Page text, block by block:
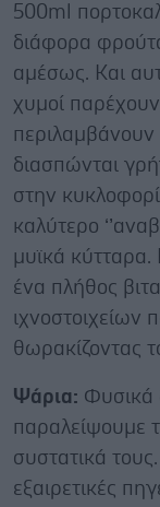
500ml
διάφορα
αμέσως. Και
χυμοί
περιλαμβάνουν
διασπώνται
στην
καλύτερο
μυϊκά κύτταρα.
ένα πλήθος
ιχνοστοιχείων
θωρακίζοντας
Ψάρια: Φυσικά
παραλείψουμε
συστατικά
εξαιρετικές